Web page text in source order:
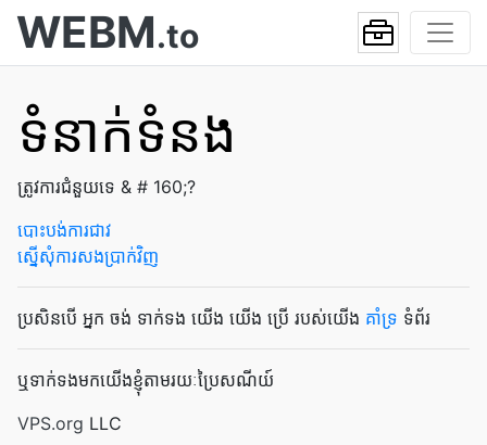
WEBM.to
ទំនាក់ទំនង
ត្រូវការ​ជំនួយ​ទេ & # 160;?
បោះបង់ការជាវ
ស្នើសុំការសងប្រាក់វិញ
ប្រសិនបើ អ្នក ចង់ ទាក់ទង យើង យើង ប្រើ របស់យើង គាំទ្រ ទំព័រ
ឬទាក់ទងមកយើងខ្ញុំតាមរយៈប្រៃសណីយ៍
VPS.org LLC